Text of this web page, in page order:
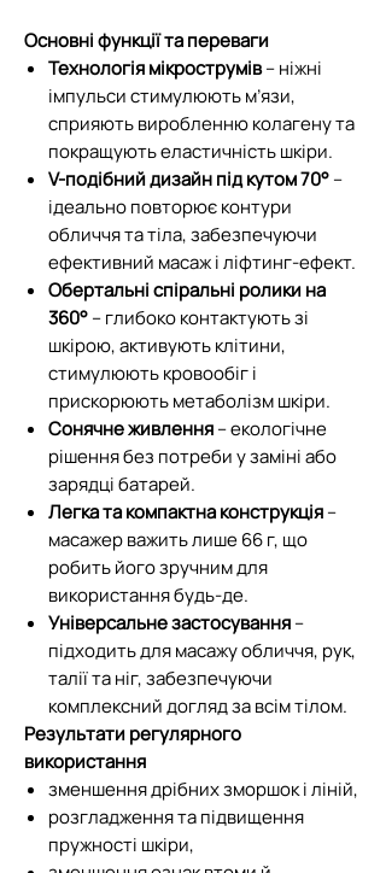
Основні функції та переваги
Технологія мікрострумів– ніжні
імпульси стимулюють м’язи,
сприяють виробленню колагену та
покращують еластичність шкіри.
V-подібний дизайн під кутом 70°–
ідеально повторює контури
обличчя та тіла, забезпечуючи
ефективний масаж і ліфтинг-ефект.
Обертальні спіральні ролики на
360°– глибоко контактують зі
шкірою, активують клітини,
стимулюють кровообіг і
прискорюють метаболізм шкіри.
Сонячне живлення– екологічне
рішення без потреби у заміні або
зарядці батарей.
Легка та компактна конструкція–
масажер важить лише 66 г, що
робить його зручним для
використання будь-де.
Універсальне застосування–
підходить для масажу обличчя, рук,
талії та ніг, забезпечуючи
комплексний догляд за всім тілом.
Результати регулярного
використання
зменшення дрібних зморшок і ліній,
розгладження та підвищення
пружності шкіри,